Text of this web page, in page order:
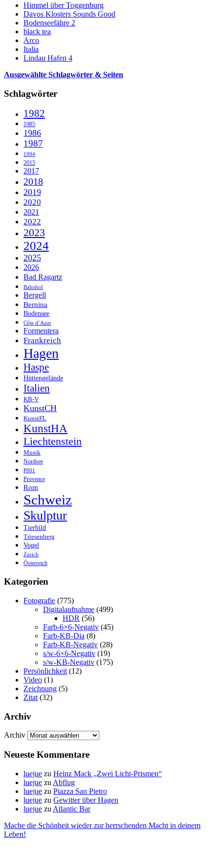
Himmel über Toggenburg
Davos Klosters Sounds Good
Bodenseefähre 2
black tea
Arco
Italia
Lindau Hafen 4
Ausgewählte Schlagwörter & Seiten
Schlagwörter
1982
1985
1986
1987
1994
2015
2017
2018
2019
2020
2021
2022
2023
2024
2025
2026
Bad Ragartz
Bahnhof
Bergell
Bernina
Bodensee
Côte d’Azur
Formentera
Frankreich
Hagen
Haspe
Hüttengelände
Italien
KB-V
KunstCH
KunstFL
KunstHA
Liechtenstein
Musik
Nordsee
P001
Provence
Rom
Schweiz
Skulptur
Tierbild
Triesenberg
Vogel
Zürich
Österreich
Kategorien
Fotografie (775)
Digitalaufnahme (499)
HDR (56)
Farb-6×6-Negativ (45)
Farb-KB-Dia (8)
Farb-KB-Negativ (28)
s/w-6×6-Negativ (19)
s/w-KB-Negativ (175)
Persönlichkeit (12)
Video (1)
Zeichnung (5)
Zitat (32)
Archiv
Archiv
Neueste Kommentare
luejue zu Heinz Mack „Zwei Licht-Prismen“
luejue zu Abflug
luejue zu Piazza San Pietro
luejue zu Gewitter über Hagen
luejue zu Atlantic Bar
Mache die Schönheit wieder zur herrschenden Macht in deinem
Leben!